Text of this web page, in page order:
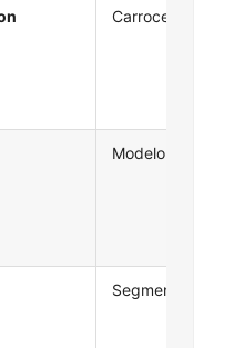
Carrocería
Modelo
Segmento